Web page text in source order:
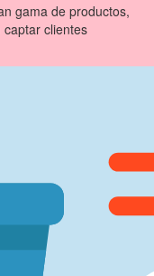
gama de productos,
clientes